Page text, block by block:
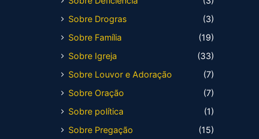
Sobre Drogras
(3)
Sobre Família
(19)
Sobre Igreja
(33)
Sobre Louvor e Adoração
(7)
Sobre Oração
(7)
Sobre política
(1)
Sobre Pregação
(15)